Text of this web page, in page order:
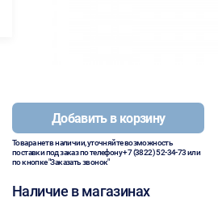
Добавить в корзину
Товара нет в наличии, уточняйте возможность
поставки под заказ по телефону+7 (3822) 52-34-73или
по кнопке "Заказать звонок"
Наличие в магазинах